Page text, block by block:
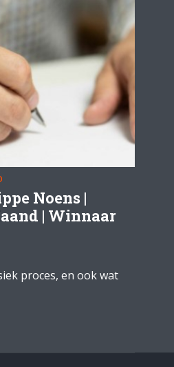
Noens |
| Winnaar
proces, en ook wat